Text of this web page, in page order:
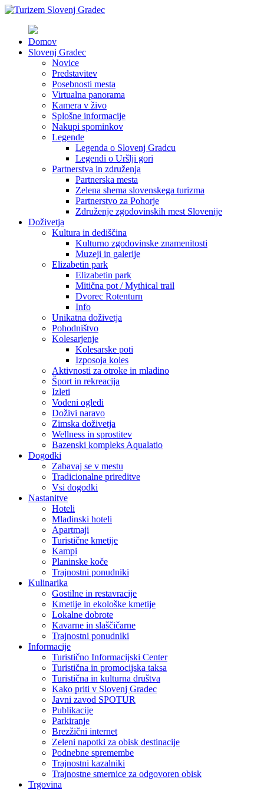
Domov
Slovenj Gradec
Novice
Predstavitev
Posebnosti mesta
Virtualna panorama
Kamera v živo
Splošne informacije
Nakupi spominkov
Legende
Legenda o Slovenj Gradcu
Legendi o Uršlji gori
Partnerstva in združenja
Partnerska mesta
Zelena shema slovenskega turizma
Partnerstvo za Pohorje
Združenje zgodovinskih mest Slovenije
Doživetja
Kultura in dediščina
Kulturno zgodovinske znamenitosti
Muzeji in galerije
Elizabetin park
Elizabetin park
Mitična pot / Mythical trail
Dvorec Rotenturn
Info
Unikatna doživetja
Pohodništvo
Kolesarjenje
Kolesarske poti
Izposoja koles
Aktivnosti za otroke in mladino
Šport in rekreacija
Izleti
Vodeni ogledi
Doživi naravo
Zimska doživetja
Wellness in sprostitev
Bazenski kompleks Aqualatio
Dogodki
Zabavaj se v mestu
Tradicionalne prireditve
Vsi dogodki
Nastanitve
Hoteli
Mladinski hoteli
Apartmaji
Turistične kmetije
Kampi
Planinske koče
Trajnostni ponudniki
Kulinarika
Gostilne in restavracije
Kmetije in ekološke kmetije
Lokalne dobrote
Kavarne in slaščičarne
Trajnostni ponudniki
Informacije
Turistično Informacijski Center
Turistična in promocijska taksa
Turistična in kulturna društva
Kako priti v Slovenj Gradec
Javni zavod SPOTUR
Publikacije
Parkiranje
Brezžični internet
Zeleni napotki za obisk destinacije
Podnebne spremembe
Trajnostni kazalniki
Trajnostne smernice za odgovoren obisk
Trgovina